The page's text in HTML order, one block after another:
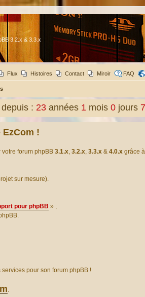
3.2.x & 3.3.x
Flux Histoires Contact Miroir FAQ
: 23 années 1 mois 0 jours 7
!
forum phpBB 3.1.x, 3.2.x, 3.3.x & 4.0.x grâce
sur mesure).
pour phpBB » ;
pour son forum phpBB !
.